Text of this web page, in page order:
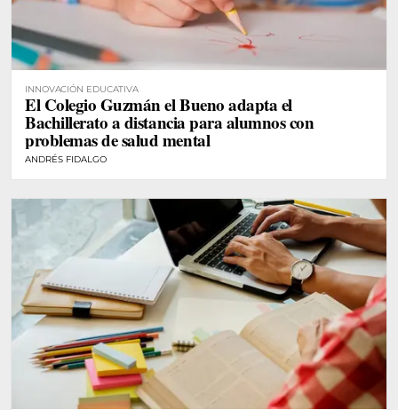
INNOVACIÓN EDUCATIVA
El Colegio Guzmán el Bueno adapta el
Bachillerato a distancia para alumnos con
problemas de salud mental
ANDRÉS FIDALGO